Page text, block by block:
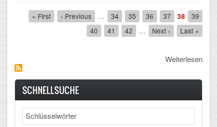
Schadow-
Gymnasiums
beim
Bundesfinale
Pagination
First
page
« First
Previous
page
‹ Previous … Seite
34 Seite
35 Seite
36 Seite
37
Aktuelle
Seite
38 Seite
39
Seite
40 Seite
41 Seite
42 …
Next
page
Next ›
Last
page
Last »
Weiterlesen
SCHNELLSUCHE
Search